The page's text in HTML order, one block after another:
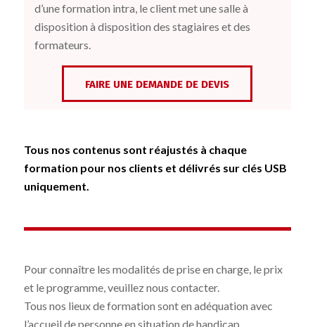
d’une formation intra, le client met une salle à
disposition à disposition des stagiaires et des
formateurs.
FAIRE UNE DEMANDE DE DEVIS
Tous nos contenus sont réajustés à chaque
formation pour nos clients et délivrés sur clés USB
uniquement.
Pour connaître les modalités de prise en charge, le prix
et le programme, veuillez nous contacter.
Tous nos lieux de formation sont en adéquation avec
l’accueil de personne en situation de handicap.